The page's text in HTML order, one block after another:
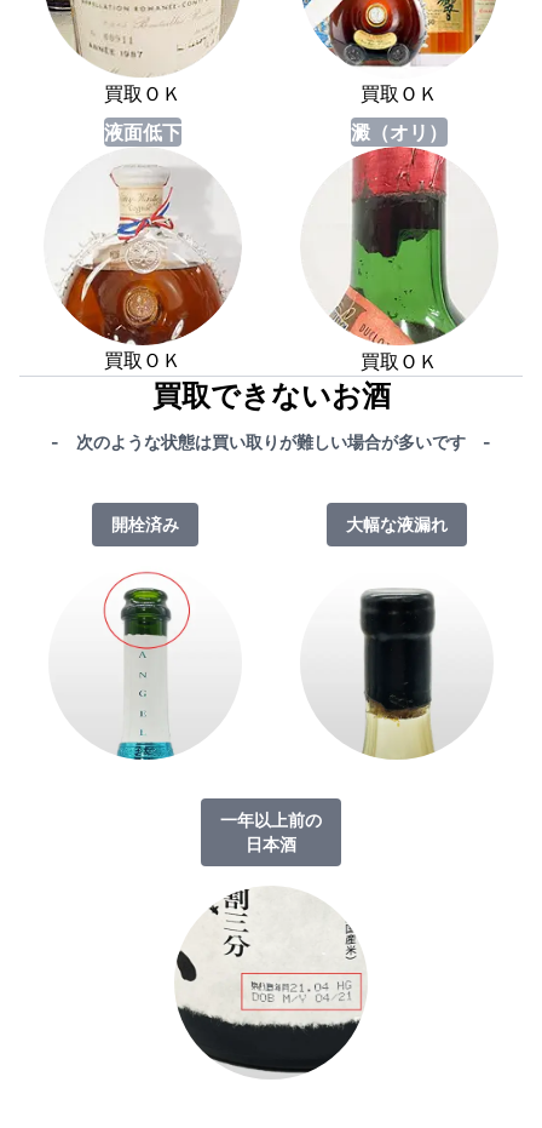
買取ＯＫ
買取ＯＫ
液面低下
買取ＯＫ
澱（オリ）
買取ＯＫ
買取できないお酒
- 次のような状態は買い取りが難しい場合が多いです -
開栓済み 大幅な液漏れ
一年以上前の
日本酒